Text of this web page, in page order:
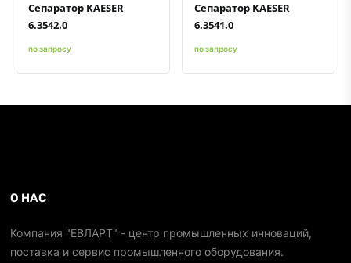
Сепаратор KAESER
6.3542.0
по запросу
Сепаратор KAESER
6.3541.0
по запросу
О НАС
Компания "ЕВЛАРТ" - центр промышленных инноваций,
поставка и сервис промышленного оборудования.